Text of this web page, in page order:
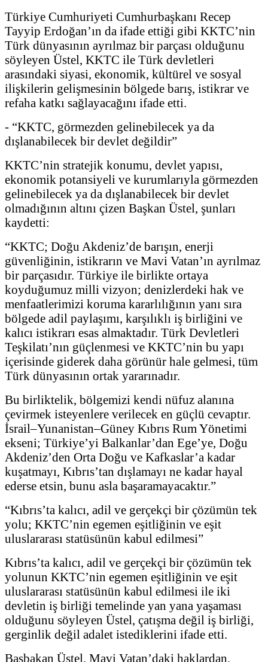
Türkiye Cumhuriyeti Cumhurbaşkanı Recep
Tayyip Erdoğan’ın da ifade ettiği gibi KKTC’nin
Türk dünyasının ayrılmaz bir parçası olduğunu
söyleyen Üstel, KKTC ile Türk devletleri
arasındaki siyasi, ekonomik, kültürel ve sosyal
ilişkilerin gelişmesinin bölgede barış, istikrar ve
refaha katkı sağlayacağını ifade etti.
- “KKTC, görmezden gelinebilecek ya da
dışlanabilecek bir devlet değildir”
KKTC’nin stratejik konumu, devlet yapısı,
ekonomik potansiyeli ve kurumlarıyla görmezden
gelinebilecek ya da dışlanabilecek bir devlet
olmadığının altını çizen Başkan Üstel, şunları
kaydetti:
“KKTC; Doğu Akdeniz’de barışın, enerji
güvenliğinin, istikrarın ve Mavi Vatan’ın ayrılmaz
bir parçasıdır. Türkiye ile birlikte ortaya
koyduğumuz milli vizyon; denizlerdeki hak ve
menfaatlerimizi koruma kararlılığının yanı sıra
bölgede adil paylaşımı, karşılıklı iş birliğini ve
kalıcı istikrarı esas almaktadır. Türk Devletleri
Teşkilatı’nın güçlenmesi ve KKTC’nin bu yapı
içerisinde giderek daha görünür hale gelmesi, tüm
Türk dünyasının ortak yararınadır.
Bu birliktelik, bölgemizi kendi nüfuz alanına
çevirmek isteyenlere verilecek en güçlü cevaptır.
İsrail–Yunanistan–Güney Kıbrıs Rum Yönetimi
ekseni; Türkiye’yi Balkanlar’dan Ege’ye, Doğu
Akdeniz’den Orta Doğu ve Kafkaslar’a kadar
kuşatmayı, Kıbrıs’tan dışlamayı ne kadar hayal
ederse etsin, bunu asla başaramayacaktır.”
“Kıbrıs’ta kalıcı, adil ve gerçekçi bir çözümün tek
yolu; KKTC’nin egemen eşitliğinin ve eşit
uluslararası statüsünün kabul edilmesi”
Kıbrıs’ta kalıcı, adil ve gerçekçi bir çözümün tek
yolunun KKTC’nin egemen eşitliğinin ve eşit
uluslararası statüsünün kabul edilmesi ile iki
devletin iş birliği temelinde yan yana yaşaması
olduğunu söyleyen Üstel, çatışma değil iş birliği,
gerginlik değil adalet istediklerini ifade etti.
Başbakan Üstel, Mavi Vatan’daki haklardan,